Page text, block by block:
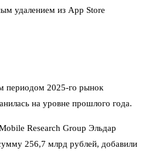
удалением из App Store
периодом 2025-го рынок
на уровне прошлого года.
Research Group Эльдар
256,7 млрд рублей, добавили